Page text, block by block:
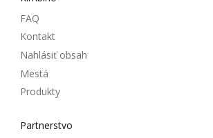
FAQ
Kontakt
Nahlásiť obsah
Mestá
Produkty
Partnerstvo